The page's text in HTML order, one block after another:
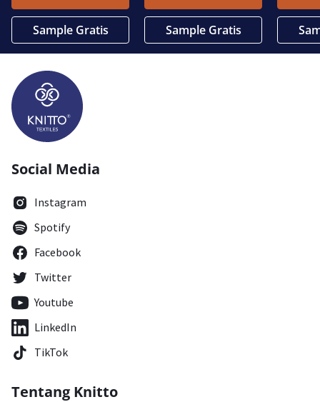
Sample Gratis Sample Gratis
Social Media
Instagram
Spotify
Facebook
Twitter
Youtube
LinkedIn
TikTok
Tentang Knitto